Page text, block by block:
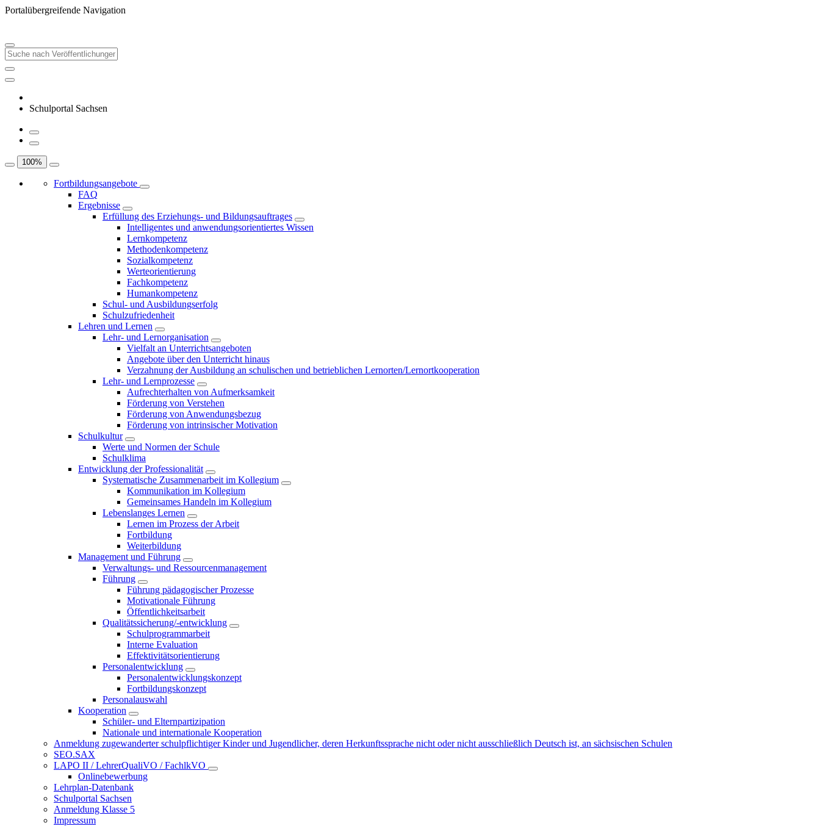
Portalübergreifende Navigation
Schulportal Sachsen
100%
Fortbildungsangebote
FAQ
Ergebnisse
Erfüllung des Erziehungs- und Bildungsauftrages
Intelligentes und anwendungsorientiertes Wissen
Lernkompetenz
Methodenkompetenz
Sozialkompetenz
Werteorientierung
Fachkompetenz
Humankompetenz
Schul- und Ausbildungserfolg
Schulzufriedenheit
Lehren und Lernen
Lehr- und Lernorganisation
Vielfalt an Unterrichtsangeboten
Angebote über den Unterricht hinaus
Verzahnung der Ausbildung an schulischen und betrieblichen Lernorten/Lernortkooperation
Lehr- und Lernprozesse
Aufrechterhalten von Aufmerksamkeit
Förderung von Verstehen
Förderung von Anwendungsbezug
Förderung von intrinsischer Motivation
Schulkultur
Werte und Normen der Schule
Schulklima
Entwicklung der Professionalität
Systematische Zusammenarbeit im Kollegium
Kommunikation im Kollegium
Gemeinsames Handeln im Kollegium
Lebenslanges Lernen
Lernen im Prozess der Arbeit
Fortbildung
Weiterbildung
Management und Führung
Verwaltungs- und Ressourcenmanagement
Führung
Führung pädagogischer Prozesse
Motivationale Führung
Öffentlichkeitsarbeit
Qualitätssicherung/-entwicklung
Schulprogrammarbeit
Interne Evaluation
Effektivitätsorientierung
Personalentwicklung
Personalentwicklungskonzept
Fortbildungskonzept
Personalauswahl
Kooperation
Schüler- und Elternpartizipation
Nationale und internationale Kooperation
Anmeldung zugewanderter schulpflichtiger Kinder und Jugendlicher, deren Herkunftssprache nicht oder nicht ausschließlich Deutsch ist, an sächsischen Schulen
SEO.SAX
LAPO II / LehrerQualiVO / FachlkVO
Onlinebewerbung
Lehrplan-Datenbank
Schulportal Sachsen
Anmeldung Klasse 5
Impressum